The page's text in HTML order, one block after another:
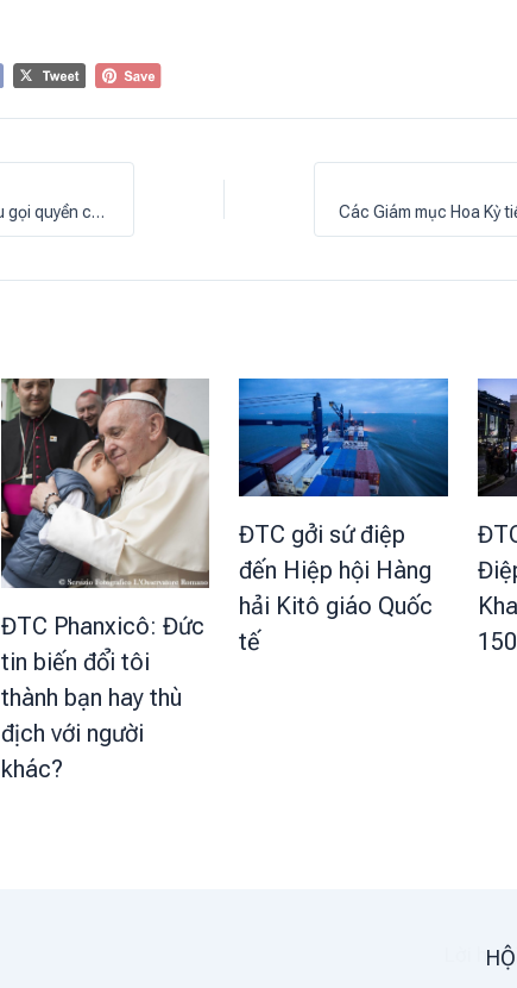
Các Giáo hội Kitô châu Âu kêu gọi quyền cho người di cư và tị nạn
ĐTC Phanxicô: Đức
tin biến đổi tôi
thành bạn hay thù
địch với người
khác?
ĐTC gởi sứ điệp
đến Hiệp hội Hàng
hải Kitô giáo Quốc
tế